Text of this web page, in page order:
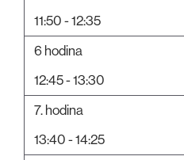
11:50 - 12:35
6 hodina
12:45 - 13:30
7. hodina
13:40 - 14:25